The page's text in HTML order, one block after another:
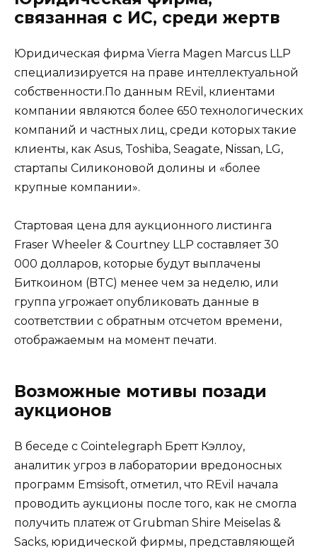
связанная с ИС, среди жертв
Юридическая фирма Vierra Magen Marcus LLP
специализируется на праве интеллектуальной
собственности.По данным REvil, клиентами
компании являются более 650 технологических
компаний и частных лиц, среди которых такие
клиенты, как Asus, Toshiba, Seagate, Nissan, LG,
стартапы Силиконовой долины и «более
крупные компании».
Стартовая цена для аукционного листинга
Fraser Wheeler & Courtney LLP составляет 30
000 долларов, которые будут выплачены
Биткоином (BTC) менее чем за неделю, или
группа угрожает опубликовать данные в
соответствии с обратным отсчетом времени,
отображаемым на момент печати.
Возможные мотивы позади
аукционов
В беседе с Cointelegraph Бретт Кэллоу,
аналитик угроз в лаборатории вредоносных
программ Emsisoft, отметил, что REvil начала
проводить аукционы после того, как не смогла
получить платеж от Grubman Shire Meiselas &
Sacks, юридической фирмы, представляющей